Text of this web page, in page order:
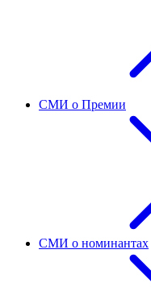
СМИ о Премии
СМИ о номинантах